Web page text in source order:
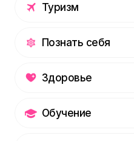
Туризм
Познать себя
Здоровье
Обучение